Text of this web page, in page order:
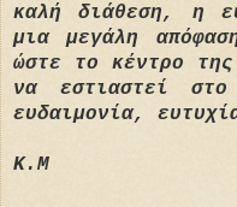
καλή διάθεση, η
μια μεγάλη
ώστε το κέντρο
να εστιαστεί
ευδαιμονία,
Κ.Μ